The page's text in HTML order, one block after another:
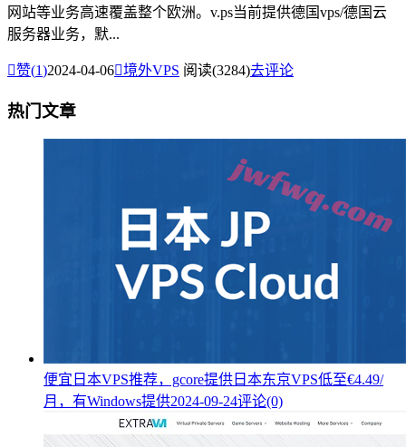
网站等业务高速覆盖整个欧洲。v.ps当前提供德国vps/德国云
服务器业务，默...
赞(1)2024-04-06境外VPS 阅读(3284)去评论
热门文章
便宜日本VPS推荐，gcore提供日本东京VPS低至€4.49/
月，有Windows提供2024-09-24评论(0)